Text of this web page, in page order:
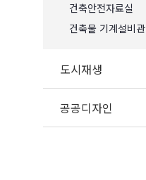
건축안전자료실
건축물 기계설비
도시재생
공공디자인